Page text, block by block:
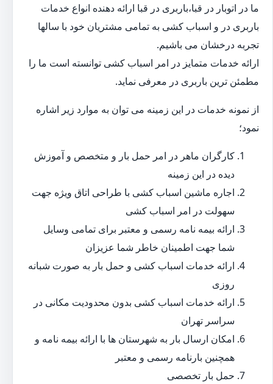
ما در اتوبار در قبا،باربری در قبا ارائه دهنده انواع خدمات
باربری در و اسباب کشی به تمامی مشتریان خود با سالها
تجربه درخشان می باشیم.
ارائه خدمات متمایز در امر اسباب کشی توانسته است ما را
مطمئن ترین باربری در معرفی نماید.
از نمونه خدمات در این زمینه می توان به موارد زیر اشاره
نمود؛
کارگران ماهر در امر حمل بار و متخصص و آموزش
دیده در این زمینه
اجاره ماشین اسباب کشی با طراحی اتاق ویژه جهت
سهولت در امر اسباب کشی
ارائه بیمه نامه رسمی و معتبر برای تمامی وسایل
شما جهت اطمینان خاطر شما عزیزان
ارائه خدمات اسباب کشی و حمل بار به صورت شبانه
روزی
ارائه خدمات اسباب کشی بدون محدودیت مکانی در
سراسر تهران
امکان ارسال بار به شهرستان ها با ارائه بیمه نامه و
همچنین بارنامه رسمی و معتبر
حمل بار تخصصی